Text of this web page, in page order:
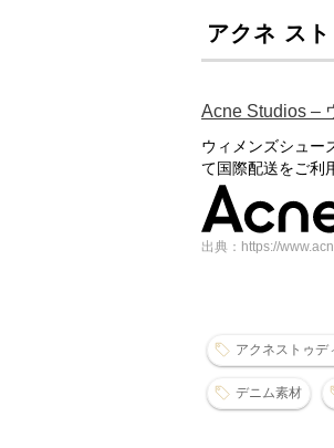
アクネ ス
Acne Studios –
ウィメンズシュー
て国際配送をご利
出典：https://
アクネストゥデ
デニム素材